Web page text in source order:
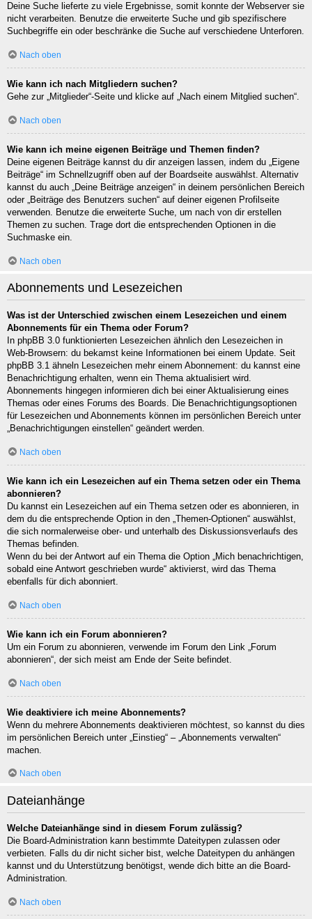
Deine Suche lieferte zu viele Ergebnisse, somit konnte der Webserver sie
nicht verarbeiten. Benutze die erweiterte Suche und gib spezifischere
Suchbegriffe ein oder beschränke die Suche auf verschiedene Unterforen.
Nach oben
Wie kann ich nach Mitgliedern suchen?
Gehe zur „Mitglieder“-Seite und klicke auf „Nach einem Mitglied suchen“.
Nach oben
Wie kann ich meine eigenen Beiträge und Themen finden?
Deine eigenen Beiträge kannst du dir anzeigen lassen, indem du „Eigene
Beiträge“ im Schnellzugriff oben auf der Boardseite auswählst. Alternativ
kannst du auch „Deine Beiträge anzeigen“ in deinem persönlichen Bereich
oder „Beiträge des Benutzers suchen“ auf deiner eigenen Profilseite
verwenden. Benutze die erweiterte Suche, um nach von dir erstellen
Themen zu suchen. Trage dort die entsprechenden Optionen in die
Suchmaske ein.
Nach oben
Abonnements und Lesezeichen
Was ist der Unterschied zwischen einem Lesezeichen und einem
Abonnements für ein Thema oder Forum?
In phpBB 3.0 funktionierten Lesezeichen ähnlich den Lesezeichen in
Web-Browsern: du bekamst keine Informationen bei einem Update. Seit
phpBB 3.1 ähneln Lesezeichen mehr einem Abonnement: du kannst eine
Benachrichtigung erhalten, wenn ein Thema aktualisiert wird.
Abonnements hingegen informieren dich bei einer Aktualisierung eines
Themas oder eines Forums des Boards. Die Benachrichtigungsoptionen
für Lesezeichen und Abonnements können im persönlichen Bereich unter
„Benachrichtigungen einstellen“ geändert werden.
Nach oben
Wie kann ich ein Lesezeichen auf ein Thema setzen oder ein Thema
abonnieren?
Du kannst ein Lesezeichen auf ein Thema setzen oder es abonnieren, in
dem du die entsprechende Option in den „Themen-Optionen“ auswählst,
die sich normalerweise ober- und unterhalb des Diskussionsverlaufs des
Themas befinden.
Wenn du bei der Antwort auf ein Thema die Option „Mich benachrichtigen,
sobald eine Antwort geschrieben wurde“ aktivierst, wird das Thema
ebenfalls für dich abonniert.
Nach oben
Wie kann ich ein Forum abonnieren?
Um ein Forum zu abonnieren, verwende im Forum den Link „Forum
abonnieren“, der sich meist am Ende der Seite befindet.
Nach oben
Wie deaktiviere ich meine Abonnements?
Wenn du mehrere Abonnements deaktivieren möchtest, so kannst du dies
im persönlichen Bereich unter „Einstieg“ – „Abonnements verwalten“
machen.
Nach oben
Dateianhänge
Welche Dateianhänge sind in diesem Forum zulässig?
Die Board-Administration kann bestimmte Dateitypen zulassen oder
verbieten. Falls du dir nicht sicher bist, welche Dateitypen du anhängen
kannst und du Unterstützung benötigst, wende dich bitte an die Board-
Administration.
Nach oben